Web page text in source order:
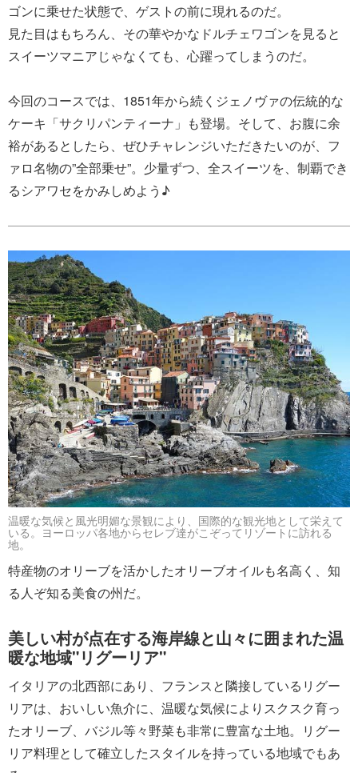
ゴンに乗せた状態で、ゲストの前に現れるのだ。
見た目はもちろん、その華やかなドルチェワゴンを見ると
スイーツマニアじゃなくても、心躍ってしまうのだ。
今回のコースでは、1851年から続くジェノヴァの伝統的な
ケーキ「サクリパンティーナ」も登場。そして、お腹に余
裕があるとしたら、ぜひチャレンジいただきたいのが、フ
ァロ名物の”全部乗せ”。少量ずつ、全スイーツを、制覇でき
るシアワセをかみしめよう♪
温暖な気候と風光明媚な景観により、国際的な観光地として栄えて
いる。ヨーロッパ各地からセレブ達がこぞってリゾートに訪れる
地。
特産物のオリーブを活かしたオリーブオイルも名高く、知
る人ぞ知る美食の州だ。
美しい村が点在する海岸線と山々に囲まれた温
暖な地域"リグーリア"
イタリアの北西部にあり、フランスと隣接しているリグー
リアは、おいしい魚介に、温暖な気候によりスクスク育っ
たオリーブ、バジル等々野菜も非常に豊富な土地。リグー
リア料理として確立したスタイルを持っている地域でもあ